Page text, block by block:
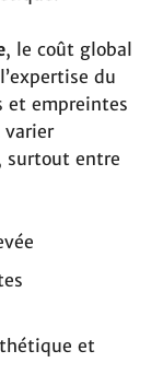
, le coût global
du
et empreintes
varier
surtout entre
et